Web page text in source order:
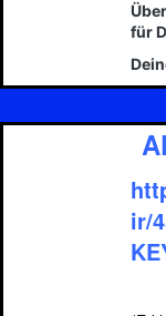
für
ir/